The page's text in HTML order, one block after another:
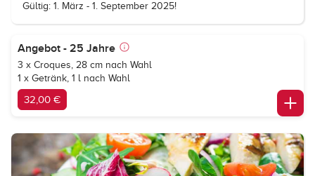
Gültig: 1. März - 1. September 2025!
Angebot - 25 Jahre
3 x Croques, 28 cm nach Wahl
1 x Getränk, 1 l nach Wahl
32,00 €